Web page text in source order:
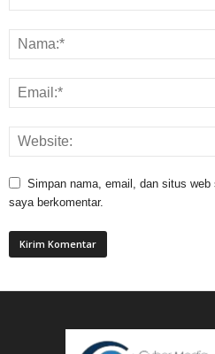
Simpan nama, email, dan situs
saya berkomentar.